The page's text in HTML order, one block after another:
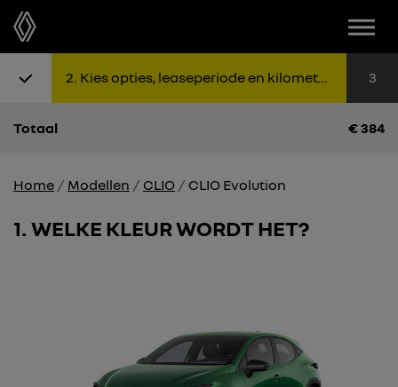
2 Kies opties, leaseperiode en kilometers 3
Totaal €384
Home Modellen CLIO CLIO Evolution
1 WELKE KLEUR WORDT HET?